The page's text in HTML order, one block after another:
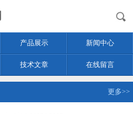
产品展示 新闻中心
技术文章 在线留言
更多>>